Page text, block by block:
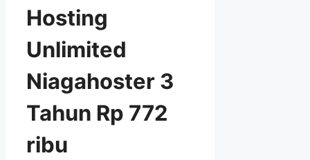
Hosting
Unlimited
Niagahoster 3
Tahun Rp 772
ribu